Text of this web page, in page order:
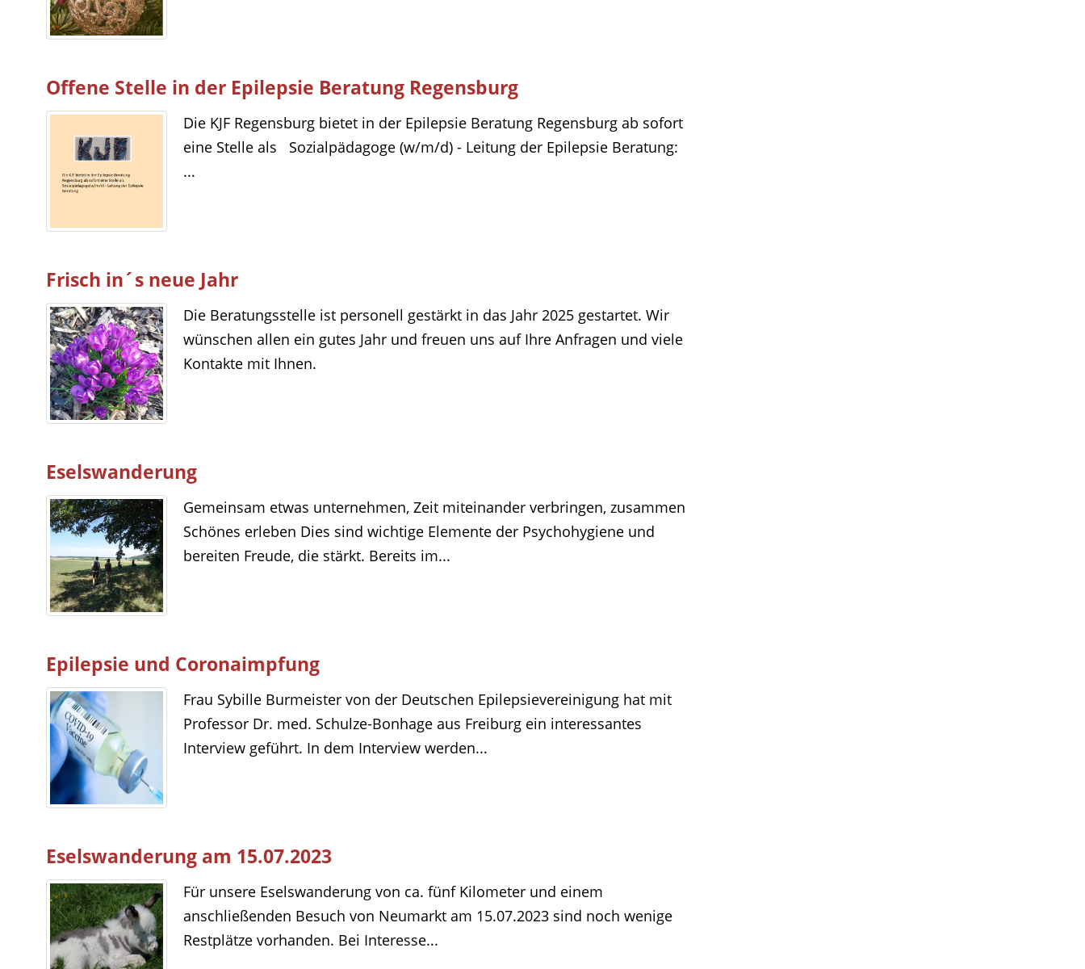
Offene Stelle in der Epilepsie Beratung Regensburg
Die KJF Regensburg bietet in der Epilepsie Beratung Regensburg ab sofort
eine Stelle als Sozialpädagoge (w/m/d) - Leitung der Epilepsie Beratung:
...
Frisch in´s neue Jahr
Die Beratungsstelle ist personell gestärkt in das Jahr 2025 gestartet. Wir
wünschen allen ein gutes Jahr und freuen uns auf Ihre Anfragen und viele
Kontakte mit Ihnen.
Eselswanderung
Gemeinsam etwas unternehmen, Zeit miteinander verbringen, zusammen
Schönes erleben Dies sind wichtige Elemente der Psychohygiene und
bereiten Freude, die stärkt. Bereits im...
Epilepsie und Coronaimpfung
Frau Sybille Burmeister von der Deutschen Epilepsievereinigung hat mit
Professor Dr. med. Schulze-Bonhage aus Freiburg ein interessantes
Interview geführt. In dem Interview werden...
Eselswanderung am 15.07.2023
Für unsere Eselswanderung von ca. fünf Kilometer und einem
anschließenden Besuch von Neumarkt am 15.07.2023 sind noch wenige
Restplätze vorhanden. Bei Interesse...